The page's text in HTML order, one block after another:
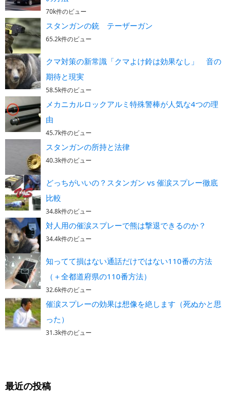
70k件のビュー
スタンガンの銃 テーザーガン
65.2k件のビュー
クマ対策の新常識「クマよけ鈴は効果なし」 音の
期待と現実
58.5k件のビュー
メカニカルロックアルミ特殊警棒が人気な4つの理
由
45.7k件のビュー
スタンガンの所持と法律
40.3k件のビュー
どっちがいいの？スタンガン vs 催涙スプレー徹底
比較
34.8k件のビュー
対人用の催涙スプレーで熊は撃退できるのか？
34.4k件のビュー
知ってて損はない通話だけではない110番の方法
（＋全都道府県の110番方法）
32.6k件のビュー
催涙スプレーの効果は想像を絶します（死ぬかと思
った）
31.3k件のビュー
最近の投稿